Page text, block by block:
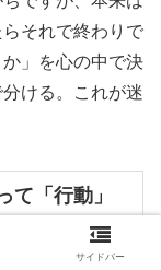
それで終わりで
」を心の中で決
ける。これが迷
て「行動」
サイドバー